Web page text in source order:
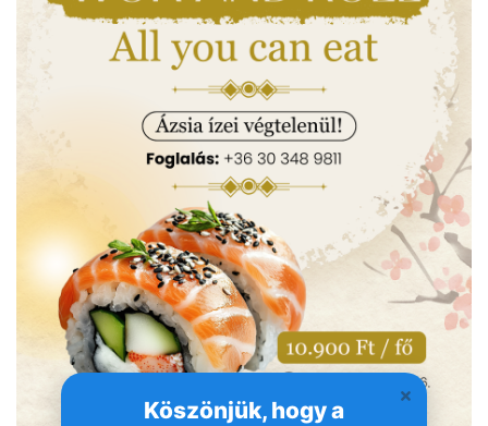
Köszönjük, hogy a